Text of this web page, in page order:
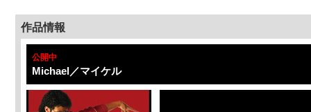
作品情報
公開中
Michael／マイケル